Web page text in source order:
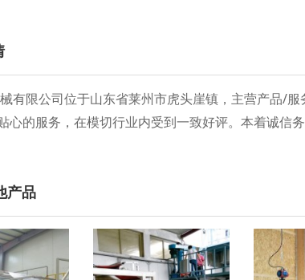
有限公司位于山东省莱州市虎头崖镇，主营产品/
心的服务，在模切行业内受到一致好评。本着诚信
产品